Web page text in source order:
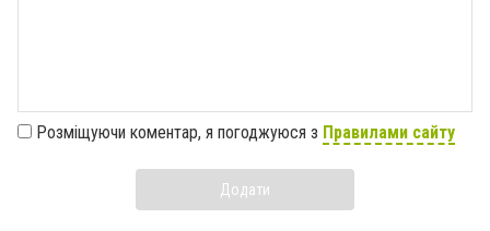
Розміщуючи коментар, я погоджуюся з Правилами сайту
Додати